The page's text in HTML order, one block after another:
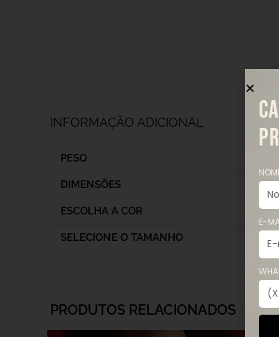
INFORMAÇÃO ADICIONAL
PESO
DIMENSÕES
ESCOLHA A COR
SELECIONE O TAMANHO
PRODUTOS RELACIONADOS
E-